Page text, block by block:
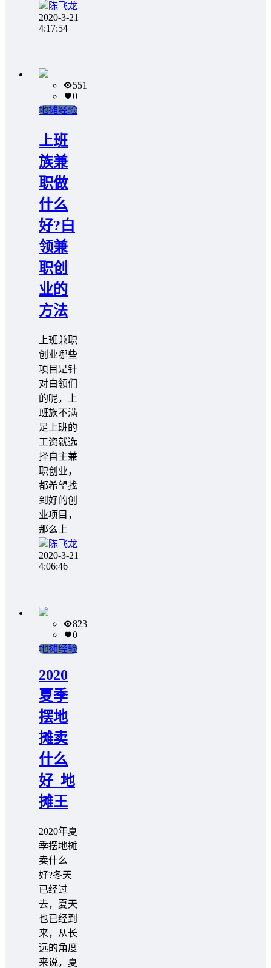
陈飞龙
2020-3-21
4:17:54
551
0
地摊经验
上班
族兼
职做
什么
好?白
领兼
职创
业的
方法
上班兼职
创业哪些
项目是针
对白领们
的呢，上
班族不满
足上班的
工资就选
择自主兼
职创业，
都希望找
到好的创
业项目，
那么上
陈飞龙
2020-3-21
4:06:46
823
0
地摊经验
2020
夏季
摆地
摊卖
什么
好_地
摊王
2020年夏
季摆地摊
卖什么
好?冬天
已经过
去，夏天
也已经到
来，从长
远的角度
来说，夏